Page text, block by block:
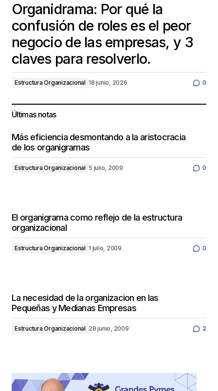
Organidrama: Por qué la
confusión de roles es el peor
negocio de las empresas, y 3
claves para resolverlo.
Estructura Organizacional 18 junio, 2026 0
Últimas notas
Más eficiencia desmontando a la aristocracia
de los organigramas
Estructura Organizacional 5 julio, 2009 0
El organigrama como reflejo de la estructura
organizacional
Estructura Organizacional 1 julio, 2009 0
La necesidad de la organizacion en las
Pequeñas y Medianas Empresas
Estructura Organizacional 28 junio, 2009 2